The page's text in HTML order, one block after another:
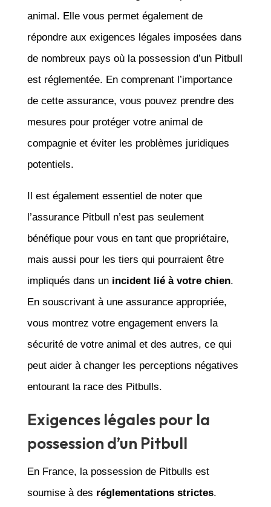
animal. Elle vous permet également de
répondre aux exigences légales imposées dans
de nombreux pays où la possession d’un Pitbull
est réglementée. En comprenant l’importance
de cette assurance, vous pouvez prendre des
mesures pour protéger votre animal de
compagnie et éviter les problèmes juridiques
potentiels.
Il est également essentiel de noter que
l’assurance Pitbull n’est pas seulement
bénéfique pour vous en tant que propriétaire,
mais aussi pour les tiers qui pourraient être
impliqués dans un incident lié à votre chien.
En souscrivant à une assurance appropriée,
vous montrez votre engagement envers la
sécurité de votre animal et des autres, ce qui
peut aider à changer les perceptions négatives
entourant la race des Pitbulls.
Exigences légales pour la
possession d’un Pitbull
En France, la possession de Pitbulls est
soumise à des réglementations strictes.